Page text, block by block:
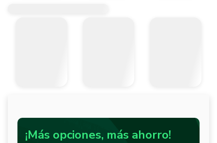
¡Más opciones, más ahorro!